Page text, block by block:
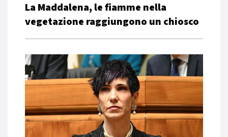
La Maddalena, le fiamme nella
vegetazione raggiungono un chiosco